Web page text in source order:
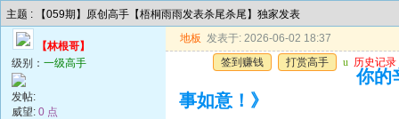
主题 : 【059期】原创高手【梧桐雨雨发表杀尾杀尾】独家发表
【林根哥】
级别： 一级高手
发帖:
威望: 0 点
地板 发表于: 2026-06-02 18:37
签到赚钱
打赏高手 u 历史记录
你的
事如意！》